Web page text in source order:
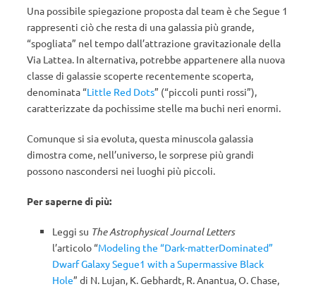
Una possibile spiegazione proposta dal team è che Segue 1
rappresenti ciò che resta di una galassia più grande,
“spogliata” nel tempo dall’attrazione gravitazionale della
Via Lattea. In alternativa, potrebbe appartenere alla nuova
classe di galassie scoperte recentemente scoperta,
denominata “Little Red Dots” (“piccoli punti rossi”),
caratterizzate da pochissime stelle ma buchi neri enormi.
Comunque si sia evoluta, questa minuscola galassia
dimostra come, nell’universo, le sorprese più grandi
possono nascondersi nei luoghi più piccoli.
Per saperne di più:
Leggi su The Astrophysical Journal Letters
l’articolo “Modeling the “Dark-matterDominated”
Dwarf Galaxy Segue1 with a Supermassive Black
Hole” di N. Lujan, K. Gebhardt, R. Anantua, O. Chase,